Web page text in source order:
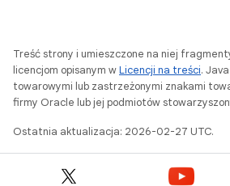
Treść strony i umieszczone na niej
licencjom opisanym wLicencji na treści.
towarowymi lub zastrzeżonymi znakami
firmy Oracle lub jej podmiotów
Ostatnia aktualizacja: 2026-02-27 UTC.